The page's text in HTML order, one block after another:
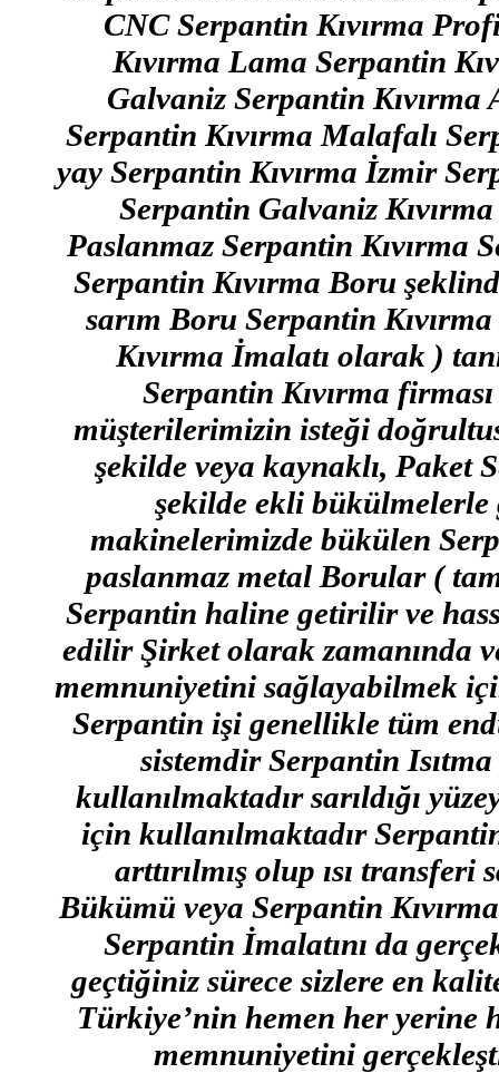
CNC Serpantin Kıvırma
Kıvırma Lama Serpantin
Galvaniz Serpantin
Serpantin Kıvırma Malafalı
yay Serpantin Kıvırma İzmir
Serpantin Galvaniz
Paslanmaz Serpantin Kıvırma
Serpantin Kıvırma Boru
sarım Boru Serpantin
Kıvırma İmalatı olarak )
Serpantin Kıvırma
müşterilerimizin isteği
şekilde veya kaynaklı, Paket
şekilde ekli
makinelerimizde bükülen
paslanmaz metal Borular (
Serpantin haline getirilir ve
edilir Şirket olarak zamanında
memnuniyetini sağlayabilmek
Serpantin işi genellikle tüm
sistemdir Serpantin
kullanılmaktadır sarıldığı
için kullanılmaktadır Serpantin
arttırılmış olup ısı
Bükümü veya Serpantin
Serpantin İmalatını da
geçtiğiniz sürece sizlere en
Türkiye’nin hemen her yerine
memnuniyetini